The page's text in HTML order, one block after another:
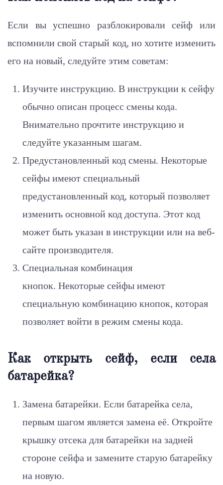
Если вы успешно разблокировали сейф или
вспомнили свой старый код, но хотите изменить
его на новый, следуйте этим советам:
Изучите инструкцию. В инструкции к сейфу
обычно описан процесс смены кода.
Внимательно прочтите инструкцию и
следуйте указанным шагам.
Предустановленный код смены. Некоторые
сейфы имеют специальный
предустановленный код, который позволяет
изменить основной код доступа. Этот код
может быть указан в инструкции или на веб-
сайте производителя.
Специальная комбинация
кнопок. Некоторые сейфы имеют
специальную комбинацию кнопок, которая
позволяет войти в режим смены кода.
Как открыть сейф, если села
батарейка?
Замена батарейки. Если батарейка села,
первым шагом является замена её. Откройте
крышку отсека для батарейки на задней
стороне сейфа и замените старую батарейку
на новую.